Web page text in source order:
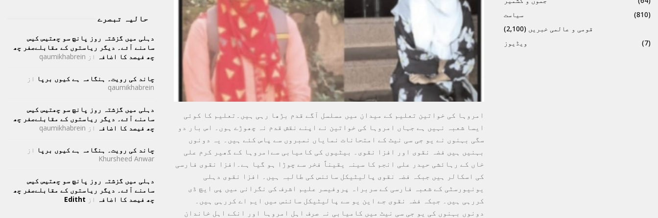
امروہا کی خواتین تعلیم کے میدان میں مسلسل آگے قدم بڑھا رہی ہیں۔تعلیم کا کوئی
ایسا شعبہ نہیں ہے جہاں امروہا کی خواتین نے اپنے نقش قدم نہ چھوڑے ہوں۔ اس بار دو
سگی بہنوں نے یو جی سی نیٹ کے امتحانات نمایاں نمبروں سے پاس کئے ہیں۔ یہ دونوں
بہنیں ہیں فضہ نقوی اور افزا نقوی۔ بیٹیوں کی کامیابی سےامروہا کے گھیر کرم علی
خاں کے رہائشی حیدر علی انجم کا سینہ یقیناً فخر سے چوڑا ہو گیا ہے۔افزا نقوی فارسی
کی اسکالر ہیں جبکہ فضہ نقوی پالیٹیکل سائنس کی طالبہ ہیں۔ افزا نقوی دہلی
یونیورسٹی کے شعبہ فارسی کے سربراہ پروفیسر علیم اشرف کی نگرانی میں پی ایچ ڈی
کررہی ہیں۔ جبکہ فضہ نقوی جے این یو سے پالیٹیکل سائنس میں ایم اے کررہی ہیں۔
دونوں بہنوں کی یو جی سی نیٹ میں کامیابی نہ صرف اہل امروہا اور انکے اہل خاندان
سیاست
(810)
قومی و عالمی خبریں (2,100)
ویڈیوز
(7)
حالیہ تبصرے
دہلی میں گزشتہ روز پانچ سو چھتیس کیس
سامنے آئے۔ دیگر ریاستوں کے مقابلےصفر چھ
چھ فیصد کا اضافہ از qaumikhabrein
چاند کی رویت۔ ہنگامہ ہے کیوں برپا از
qaumikhabrein
دہلی میں گزشتہ روز پانچ سو چھتیس کیس
سامنے آئے۔ دیگر ریاستوں کے مقابلےصفر چھ
چھ فیصد کا اضافہ از qaumikhabrein
چاند کی رویت۔ ہنگامہ ہے کیوں برپا از
Khursheed Anwar
دہلی میں گزشتہ روز پانچ سو چھتیس کیس
سامنے آئے۔ دیگر ریاستوں کے مقابلےصفر چھ
چھ فیصد کا اضافہ از Editht